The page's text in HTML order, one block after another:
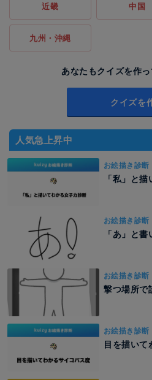
近畿 中国
九州・沖縄
あなたもクイズを作
クイズを
人気急上昇中
お絵描き診断
「私」と
お絵描き診断
「あ」と
お絵描き診断
撃つ場所で
お絵描き診断
目を描いて